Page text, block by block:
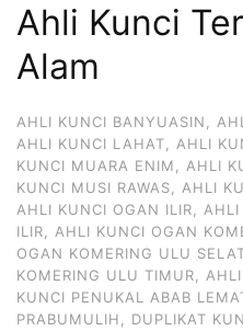
Ahli Kunci
Alam
AHLI KUNCI BANYUASIN,
AHLI KUNCI LAHAT, AHLI
KUNCI MUARA ENIM, AHLI
KUNCI MUSI RAWAS, AHLI
AHLI KUNCI OGAN ILIR, AHLI
ILIR, AHLI KUNCI OGAN
OGAN KOMERING ULU
KOMERING ULU TIMUR,
KUNCI PENUKAL ABAB
PRABUMULIH, DUPLIKAT